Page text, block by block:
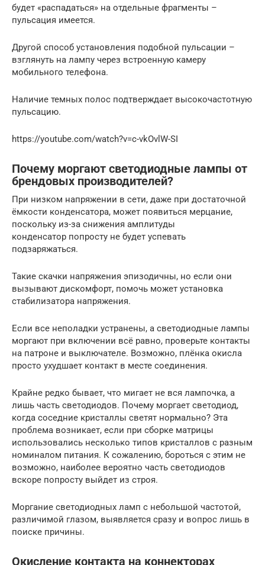
будет «распадаться» на отдельные фрагменты –
пульсация имеется.
Другой способ установления подобной пульсации –
взглянуть на лампу через встроенную камеру
мобильного телефона.
Наличие темных полос подтверждает высокочастотную
пульсацию.
https://youtube.com/watch?v=c-vkOvlW-SI
Почему моргают светодиодные лампы от
брендовых производителей?
При низком напряжении в сети, даже при достаточной
ёмкости конденсатора, может появиться мерцание,
поскольку из-за снижения амплитуды
конденсатор попросту не будет успевать
подзаряжаться.
Такие скачки напряжения эпизодичны, но если они
вызывают дискомфорт, помочь может установка
стабилизатора напряжения.
Если все неполадки устранены, а светодиодные лампы
моргают при включении всё равно, проверьте контакты
на патроне и выключателе. Возможно, плёнка окисла
просто ухудшает контакт в месте соединения.
Крайне редко бывает, что мигает не вся лампочка, а
лишь часть светодиодов. Почему моргает светодиод,
когда соседние кристаллы светят нормально? Эта
проблема возникает, если при сборке матрицы
использовались несколько типов кристаллов с разным
номиналом питания. К сожалению, бороться с этим не
возможно, наиболее вероятно часть светодиодов
вскоре попросту выйдет из строя.
Моргание светодиодных ламп с небольшой частотой,
различимой глазом, выявляется сразу и вопрос лишь в
поиске причины.
Окисление контакта на коннекторах